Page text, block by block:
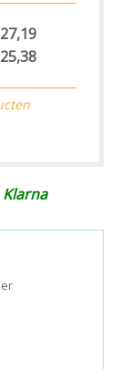
27,19
25,38